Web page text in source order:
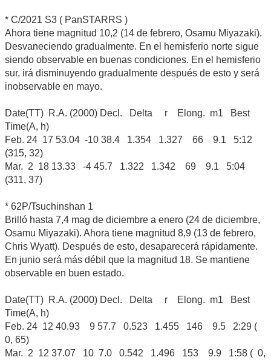
* C/2021 S3 ( PanSTARRS )
Ahora tiene magnitud 10,2 (14 de febrero, Osamu Miyazaki).
Desvaneciendo gradualmente. En el hemisferio norte sigue
siendo observable en buenas condiciones. En el hemisferio
sur, irá disminuyendo gradualmente después de esto y será
inobservable en mayo.
Date(TT) R.A. (2000) Decl. Delta r Elong. m1 Best
Time(A, h)
Feb. 24 17 53.04 -10 38.4 1.354 1.327 66 9.1 5:12
(315, 32)
Mar. 2 18 13.33 -4 45.7 1.322 1.342 69 9.1 5:04
(311, 37)
* 62P/Tsuchinshan 1
Brilló hasta 7,4 mag de diciembre a enero (24 de diciembre,
Osamu Miyazaki). Ahora tiene magnitud 8,9 (13 de febrero,
Chris Wyatt). Después de esto, desaparecerá rápidamente.
En junio será más débil que la magnitud 18. Se mantiene
observable en buen estado.
Date(TT) R.A. (2000) Decl. Delta r Elong. m1 Best
Time(A, h)
Feb. 24 12 40.93 9 57.7 0.523 1.455 146 9.5 2:29 (
0, 65)
Mar. 2 12 37.07 10 7.0 0.542 1.496 153 9.9 1:58 ( 0,